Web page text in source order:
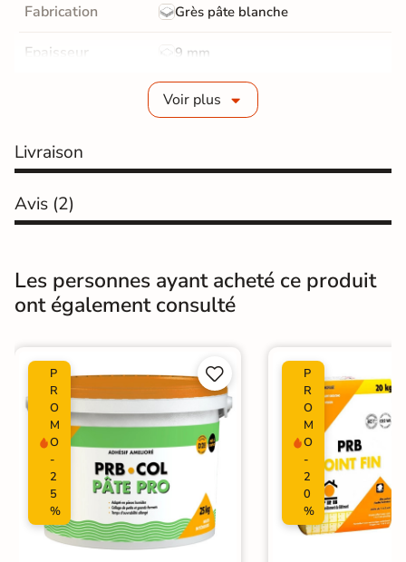
Fabrication Grès pâte blanche
Epaisseur 9 mm
rectifié
Surface Lisse
Résistant au Gel
Choix 1er Choix
Support
Ancien carrelage
Placo, tout type de support mural
Normes Certification CE
Origine Espagne
Carrelage salle de bain blanc|
Carrelage Blanc
Voir plus
Livraison
Avis (2)
Les personnes ayant acheté ce produit
ont également consulté
P
R
O
M
O
-
2
5
%


P
R
O
M
O
-
2
0
%